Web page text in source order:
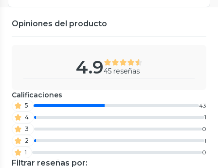
Opiniones del producto
4.945 reseñas
Calificaciones
5
43
4
1
3
0
2
1
1
0
Filtrar reseñas por: